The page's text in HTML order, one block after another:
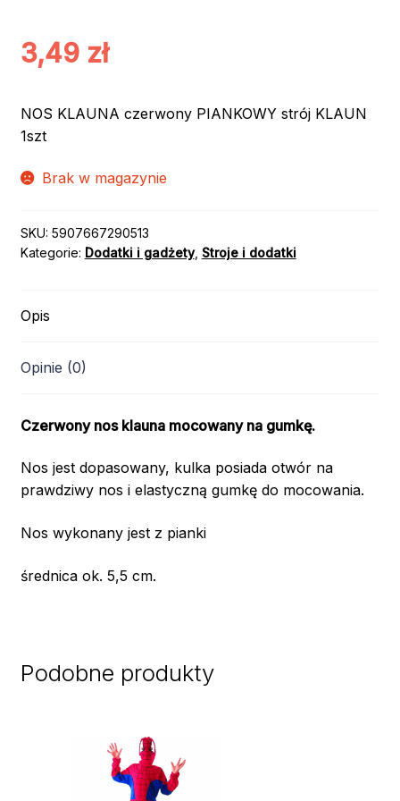
3,49 zł
NOS KLAUNA czerwony PIANKOWY strój KLAUN
1szt
Brak w magazynie
SKU: 5907667290513
Kategorie: Dodatki i gadżety, Stroje i dodatki
Opis
Opinie (0)
Czerwony nos klauna mocowany na gumkę.
Nos jest dopasowany, kulka posiada otwór na
prawdziwy nos i elastyczną gumkę do mocowania.
Nos wykonany jest z pianki
średnica ok. 5,5 cm.
Podobne produkty